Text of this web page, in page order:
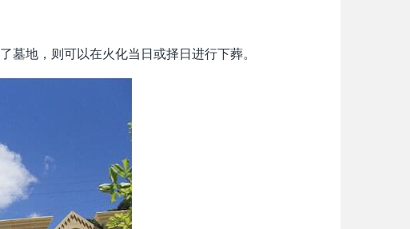
地，则可以在火化当日或择日进行下葬。